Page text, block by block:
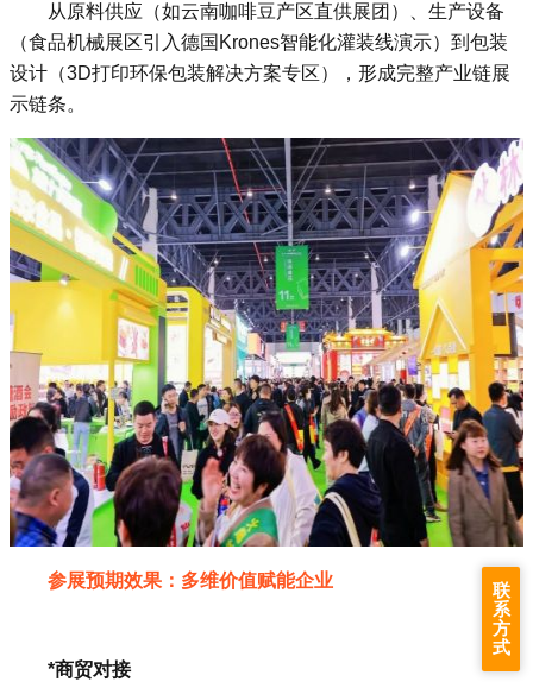
从原料供应（如云南咖啡豆产区直供展团）、生产设备
（食品机械展区引入德国Krones智能化灌装线演示）到包装
设计（3D打印环保包装解决方案专区），形成完整产业链展
示链条‌。
参展预期效果：多维价值赋能企业
‌*商贸对接‌
联
系
方
式